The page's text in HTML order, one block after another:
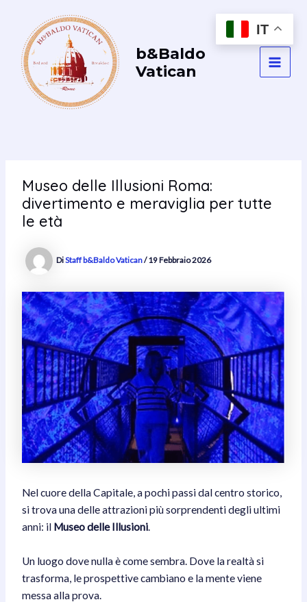
contenuto
b&Baldo
Vatican
Museo delle Illusioni Roma:
divertimento e meraviglia per tutte
le età
DiStaff b&Baldo Vatican/19 Febbraio 2026
Nel cuore della Capitale, a pochi passi dal centro storico,
si trova una delle attrazioni più sorprendenti degli ultimi
anni: il Museo delle Illusioni.
Un luogo dove nulla è come sembra. Dove la realtà si
trasforma, le prospettive cambiano e la mente viene
messa alla prova.
IT